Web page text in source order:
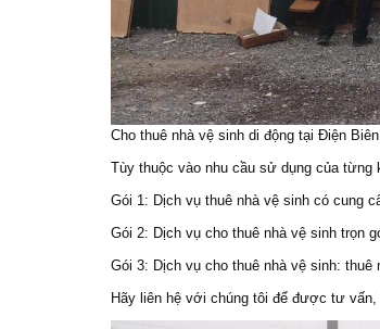
Cho thuê nhà vệ sinh di động tại Điện Biên
Tùy thuộc vào nhu cầu sử dụng của từng
Gói 1: Dịch vụ thuê nhà vệ sinh có cung
Gói 2: Dịch vụ cho thuê nhà vệ sinh trọn
Gói 3: Dịch vụ cho thuê nhà vệ sinh:
Hãy liên hệ với chúng tôi để được tư